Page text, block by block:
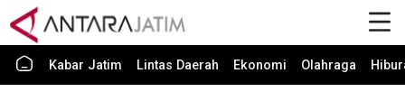
Kabar Jatim Lintas Daerah Ekonomi Olahraga